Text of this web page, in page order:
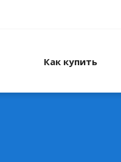
Как купить